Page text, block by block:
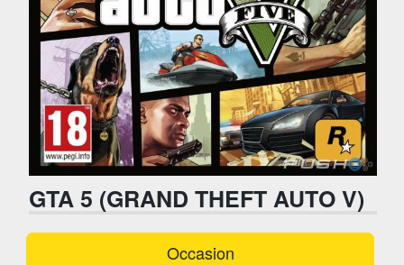
GTA 5 (GRAND THEFT AUTO V)
Occasion